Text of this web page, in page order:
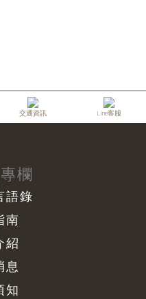
交通資訊 Line客服
欄
語錄
南
紹
息
知